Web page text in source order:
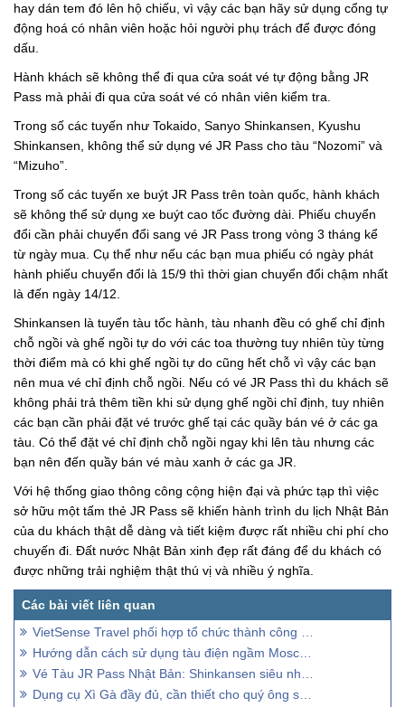
hay dán tem đó lên hộ chiếu, vì vậy các bạn hãy sử dụng cổng tự
động hoá có nhân viên hoặc hỏi người phụ trách để được đóng
dấu.
Hành khách sẽ không thể đi qua cửa soát vé tự động bằng JR
Pass mà phải đi qua cửa soát vé có nhân viên kiểm tra.
Trong số các tuyến như Tokaido, Sanyo Shinkansen, Kyushu
Shinkansen, không thể sử dụng vé JR Pass cho tàu “Nozomi” và
“Mizuho”.
Trong số các tuyến xe buýt JR Pass trên toàn quốc, hành khách
sẽ không thể sử dụng xe buýt cao tốc đường dài. Phiếu chuyển
đổi cần phải chuyển đổi sang vé JR Pass trong vòng 3 tháng kể
từ ngày mua. Cụ thể như nếu các bạn mua phiếu có ngày phát
hành phiếu chuyển đổi là 15/9 thì thời gian chuyển đổi chậm nhất
là đến ngày 14/12.
Shinkansen là tuyến tàu tốc hành, tàu nhanh đều có ghế chỉ định
chỗ ngồi và ghế ngồi tự do với các toa thường tuy nhiên tùy từng
thời điểm mà có khi ghế ngồi tự do cũng hết chỗ vì vậy các bạn
nên mua vé chỉ định chỗ ngồi. Nếu có vé JR Pass thì du khách sẽ
không phải trả thêm tiền khi sử dụng ghế ngồi chỉ định, tuy nhiên
các bạn cần phải đặt vé trước ghế tại các quầy bán vé ở các ga
tàu. Có thể đặt vé chỉ định chỗ ngồi ngay khi lên tàu nhưng các
bạn nên đến quầy bán vé màu xanh ở các ga JR.
Với hệ thống giao thông công cộng hiện đại và phức tạp thì việc
sở hữu một tấm thẻ JR Pass sẽ khiến hành trình du lịch Nhật Bản
của du khách thật dễ dàng và tiết kiệm được rất nhiều chi phí cho
chuyến đi. Đất nước Nhật Bản xinh đẹp rất đáng để du khách có
được những trải nghiệm thật thú vị và nhiều ý nghĩa.
VietSense Travel phối hợp tổ chức thành công Hội nghị của Bộ Y tế về Đẩy mạnh triển khai bệnh án điện tử, hướng tới bệnh viện không sử dụng bệnh án giấy và không sử dụng tiền mặt thanh to
Hướng dẫn cách sử dụng tàu điện ngầm Moscow từ A-Z
Vé Tàu JR Pass Nhật Bản: Shinkansen siêu nhanh, tiết kiệm
Dụng cụ Xì Gà đầy đủ, cần thiết cho quý ông sành điệu